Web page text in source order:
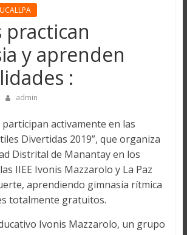
practican
y aprenden
:
admin
participan activamente en las
Divertidas 2019”, que organiza
Distrital de Manantay en los
IIEE Ivonis Mazzarolo y La Paz
aprendiendo gimnasia rítmica
totalmente gratuitos.
Ivonis Mazzarolo, un grupo